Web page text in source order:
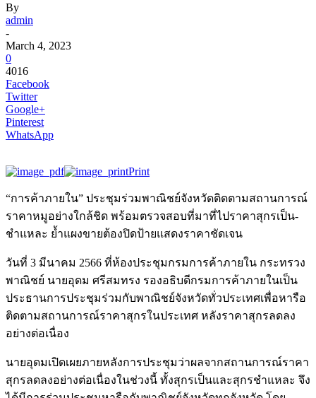
By
admin
-
March 4, 2023
0
4016
Facebook
Twitter
Google+
Pinterest
WhatsApp
Print
“การค้าภายใน” ประชุมร่วมพาณิชย์จังหวัดติดตามสถานการณ์
ราคาหมูอย่างใกล้ชิด พร้อมตรวจสอบที่มาที่ไปราคาสุกรเป็น-
ชำแหละ ย้ำแผงขายต้องปิดป้ายแสดงราคาชัดเจน
วันที่ 3 มีนาคม 2566 ที่ห้องประชุมกรมการค้าภายใน กระทรวง
พาณิชย์ นายอุดม ศรีสมทรง รองอธิบดีกรมการค้าภายในเป็น
ประธานการประชุมร่วมกับพาณิชย์จังหวัดทั่วประเทศเพื่อหารือ
ติดตามสถานการณ์ราคาสุกรในประเทศ หลังราคาสุกรลดลง
อย่างต่อเนื่อง
นายอุดมเปิดเผยภายหลังการประชุมว่าผลจากสถานการณ์ราคา
สุกรลดลงอย่างต่อเนื่องในช่วงนี้ ทั้งสุกรเป็นและสุกรชำแหละ จึง